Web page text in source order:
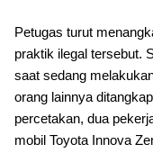
Petugas turut
praktik ilegal tersebut.
saat sedang
orang lainnya
percetakan, dua
mobil Toyota Innova